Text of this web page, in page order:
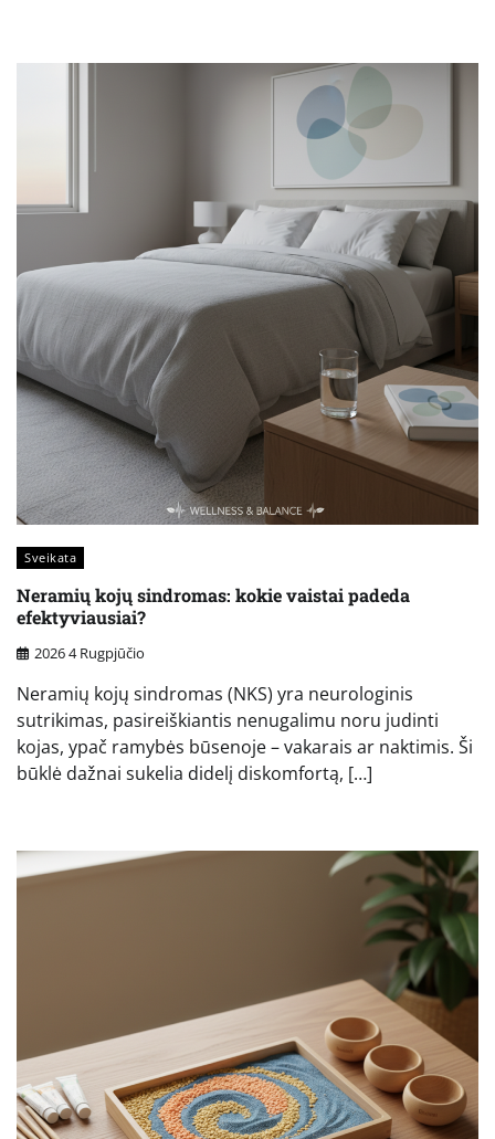
Sveikata
Neramių kojų sindromas: kokie vaistai padeda
efektyviausiai?
2026 4 Rugpjūčio
Neramių kojų sindromas (NKS) yra neurologinis
sutrikimas, pasireiškiantis nenugalimu noru judinti
kojas, ypač ramybės būsenoje – vakarais ar naktimis. Ši
būklė dažnai sukelia didelį diskomfortą, […]